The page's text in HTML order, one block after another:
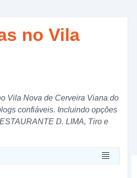
no Vila
Vila Nova de Cerveira Viana do
confiáveis. Incluindo opções
D. LIMA, Tiro e